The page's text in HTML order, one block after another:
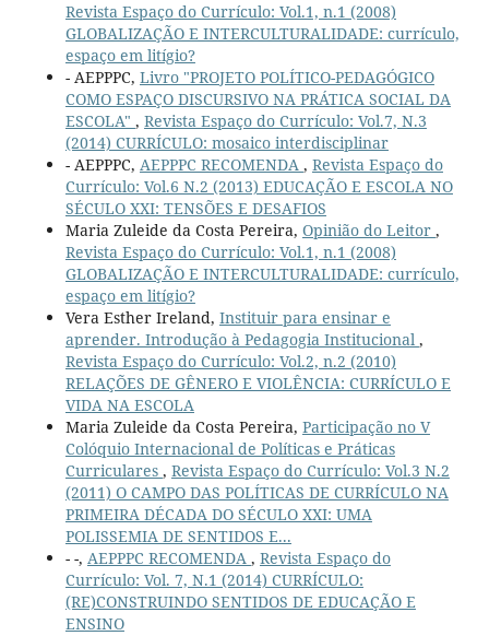
Revista Espaço do Currículo: Vol.1, n.1 (2008)
GLOBALIZAÇÃO E INTERCULTURALIDADE: currículo,
espaço em litígio?
- AEPPPC, Livro "PROJETO POLÍTICO-PEDAGÓGICO
COMO ESPAÇO DISCURSIVO NA PRÁTICA SOCIAL DA
ESCOLA" , Revista Espaço do Currículo: Vol.7, N.3
(2014) CURRÍCULO: mosaico interdisciplinar
- AEPPPC, AEPPPC RECOMENDA , Revista Espaço do
Currículo: Vol.6 N.2 (2013) EDUCAÇÃO E ESCOLA NO
SÉCULO XXI: TENSÕES E DESAFIOS
Maria Zuleide da Costa Pereira, Opinião do Leitor ,
Revista Espaço do Currículo: Vol.1, n.1 (2008)
GLOBALIZAÇÃO E INTERCULTURALIDADE: currículo,
espaço em litígio?
Vera Esther Ireland, Instituir para ensinar e
aprender. Introdução à Pedagogia Institucional ,
Revista Espaço do Currículo: Vol.2, n.2 (2010)
RELAÇÕES DE GÊNERO E VIOLÊNCIA: CURRÍCULO E
VIDA NA ESCOLA
Maria Zuleide da Costa Pereira, Participação no V
Colóquio Internacional de Políticas e Práticas
Curriculares , Revista Espaço do Currículo: Vol.3 N.2
(2011) O CAMPO DAS POLÍTICAS DE CURRÍCULO NA
PRIMEIRA DÉCADA DO SÉCULO XXI: UMA
POLISSEMIA DE SENTIDOS E...
- -, AEPPPC RECOMENDA , Revista Espaço do
Currículo: Vol. 7, N.1 (2014) CURRÍCULO:
(RE)CONSTRUINDO SENTIDOS DE EDUCAÇÃO E
ENSINO